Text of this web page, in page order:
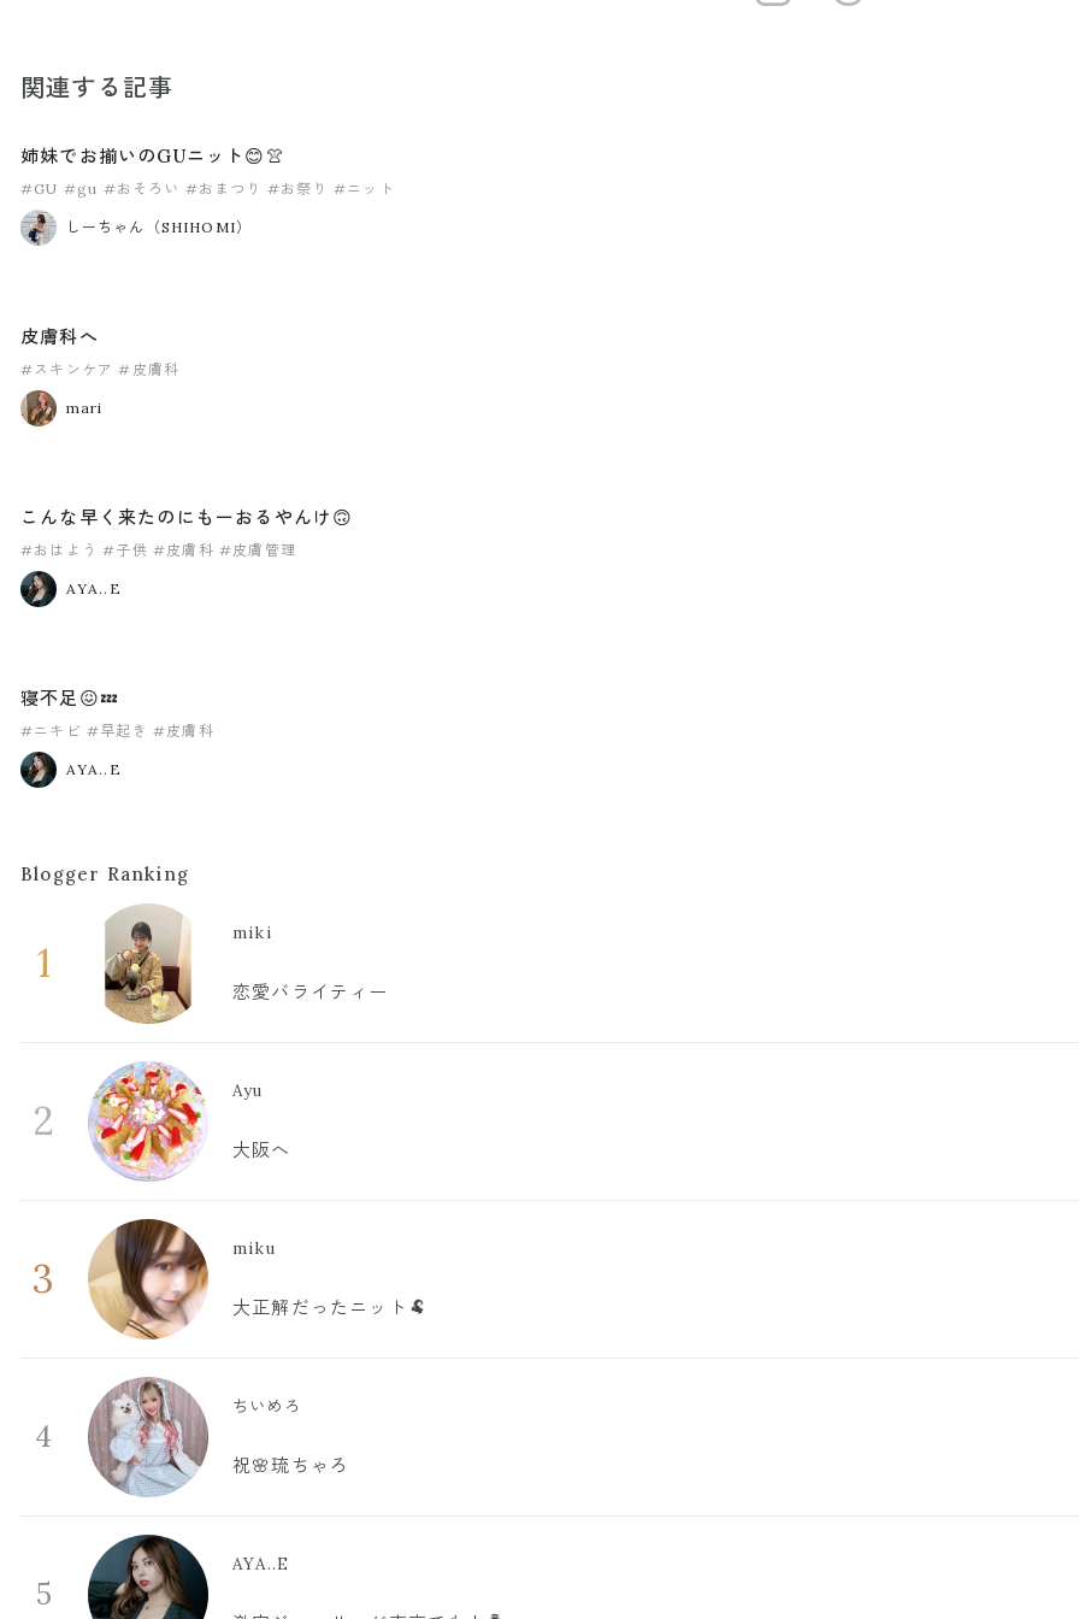
関連する記事
姉妹でお揃いのGUニット😊👚
#GU #gu #おそろい #おまつり #お祭り #ニット
しーちゃん（SHIHOMI）
皮膚科へ
#スキンケア #皮膚科
mari
こんな早く来たのにもーおるやんけ🙃
#おはよう #子供 #皮膚科 #皮膚管理
AYA..E
寝不足😖💤
#ニキビ #早起き #皮膚科
AYA..E
Blogger Ranking
1
miki
恋愛バライティー
2
Ayu
大阪へ
3
miku
大正解だったニット🐏
4
ちいめろ
祝🌸琉ちゃろ
5
AYA..E